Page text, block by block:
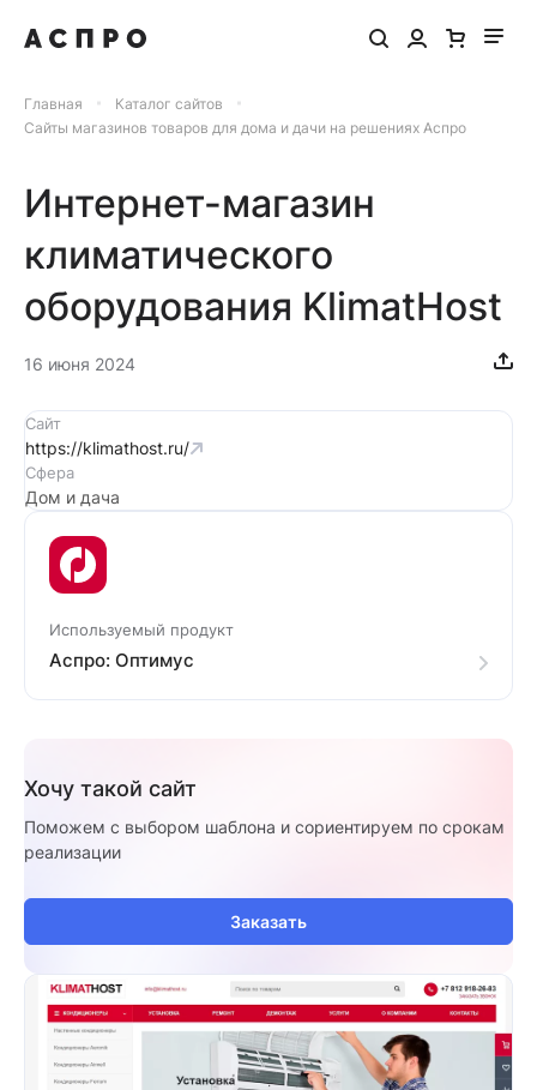
Главная
Каталог сайтов
Сайты магазинов товаров для дома и дачи на решениях Аспро
Интернет-магазин
климатического
оборудования KlimatHost
16 июня 2024
Сайт
https://klimathost.ru/
Сфера
Дом и дача
Используемый продукт
Аспро: Оптимус
Хочу такой сайт
Поможем с выбором шаблона и сориентируем по срокам
реализации
Заказать